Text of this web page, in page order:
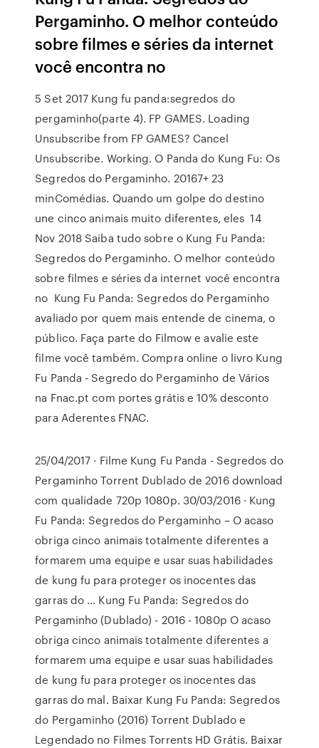
Pergaminho. O melhor conteúdo
sobre filmes e séries da internet
você encontra no
5 Set 2017 Kung fu panda:segredos do
pergaminho(parte 4). FP GAMES. Loading
Unsubscribe from FP GAMES? Cancel
Unsubscribe. Working. O Panda do Kung Fu: Os
Segredos do Pergaminho. 20167+ 23
minComédias. Quando um golpe do destino
une cinco animais muito diferentes, eles 14
Nov 2018 Saiba tudo sobre o Kung Fu Panda:
Segredos do Pergaminho. O melhor conteúdo
sobre filmes e séries da internet você encontra
no Kung Fu Panda: Segredos do Pergaminho
avaliado por quem mais entende de cinema, o
público. Faça parte do Filmow e avalie este
filme você também. Compra online o livro Kung
Fu Panda - Segredo do Pergaminho de Vários
na Fnac.pt com portes grátis e 10% desconto
para Aderentes FNAC.
25/04/2017 · Filme Kung Fu Panda - Segredos do
Pergaminho Torrent Dublado de 2016 download
com qualidade 720p 1080p. 30/03/2016 · Kung
Fu Panda: Segredos do Pergaminho – O acaso
obriga cinco animais totalmente diferentes a
formarem uma equipe e usar suas habilidades
de kung fu para proteger os inocentes das
garras do … Kung Fu Panda: Segredos do
Pergaminho (Dublado) - 2016 - 1080p O acaso
obriga cinco animais totalmente diferentes a
formarem uma equipe e usar suas habilidades
de kung fu para proteger os inocentes das
garras do mal. Baixar Kung Fu Panda: Segredos
do Pergaminho (2016) Torrent Dublado e
Legendado no Filmes Torrents HD Grátis. Baixar